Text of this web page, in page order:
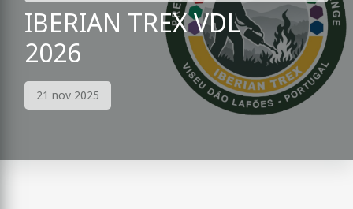
IBERIAN TREX VDL
2026
21 nov 2025